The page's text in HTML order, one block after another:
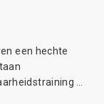
een hechte
…